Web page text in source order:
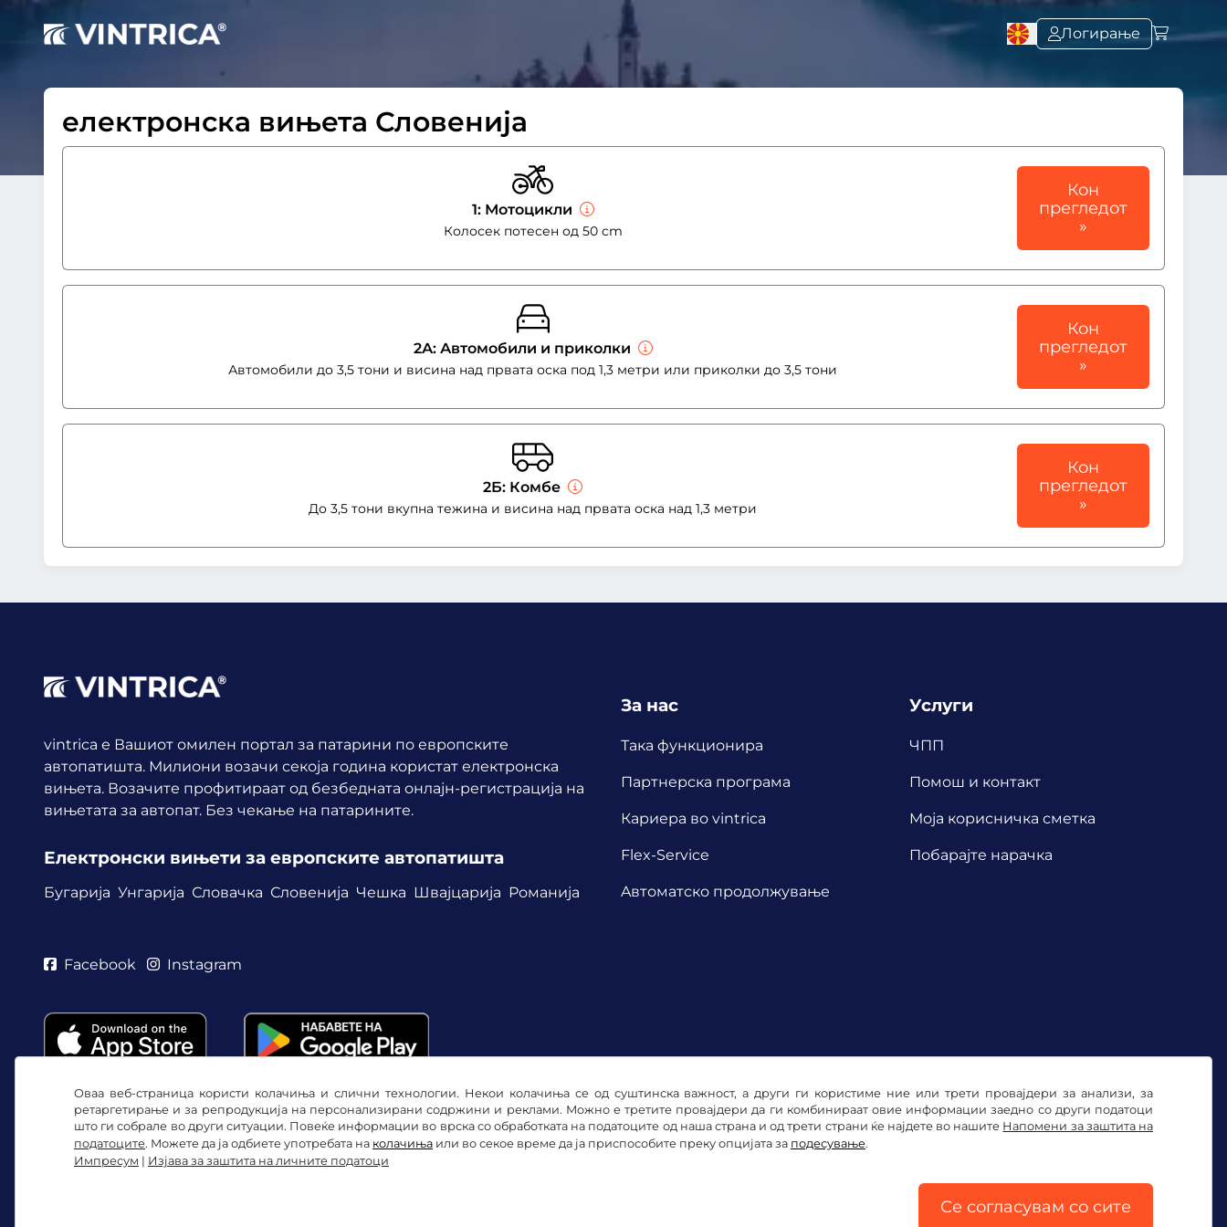
Оваа веб-страница користи колачиња и слични технологии. Некои колачиња се од суштинска важност, а други ги користиме ние или трети провајдери за анализи, за
ретаргетирање и за репродукција на персонализирани содржини и реклами. Можно е третите провајдери да ги комбинираат овие информации заедно со други податоци
што ги собрале во други ситуации. Повеќе информации во врска со обработката на податоците од наша страна и од трети страни ќе најдете во нашите Напомени за заштита на
податоците. Можете да ја одбиете употребата на колачиња или во секое време да ја приспособите преку опцијата за подесување.
Импресум | Изјава за заштита на личните податоци
Се согласувам со сите
Логирање
електронска вињета Словенија
1: Мотоцикли
Колосек потесен од 50 cm
Кон
прегледот
»
2А: Автомобили и приколки
Автомобили до 3,5 тони и висина над првата оска под 1,3 метри или приколки до 3,5 тони
Кон
прегледот
»
2Б: Комбе
До 3,5 тони вкупна тежина и висина над првата оска над 1,3 метри
Кон
прегледот
»
vintrica е Вашиот омилен портал за патарини по европските
автопатишта. Милиони возачи секоја година користат електронска
вињета. Возачите профитираат од безбедната онлајн-регистрација на
вињетата за автопат. Без чекање на патарините.
Електронски вињети за европските автопатишта
Бугарија Унгарија Словачка Словенија Чешка Швајцарија Романија
За нас
Така функционира
Партнерска програма
Кариера во vintrica
Flex-Service
Aвтоматско продолжување
Услуги
ЧПП
Помош и контакт
Mоја корисничка сметка
Побарајте нарачка
Facebook Instagram
Подесување на колачињата Импресум